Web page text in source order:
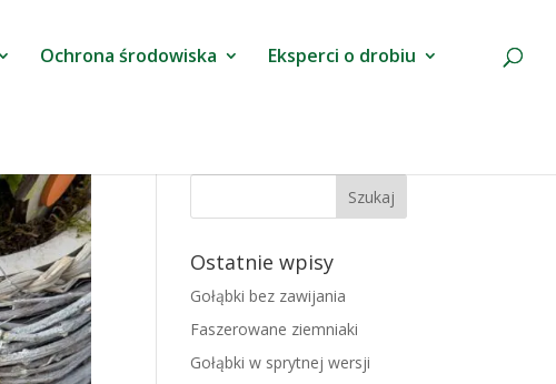
Ochrona środowiska Eksperci o drobiu
Ostatnie wpisy
Gołąbki bez zawijania
Faszerowane ziemniaki
Gołąbki w sprytnej wersji